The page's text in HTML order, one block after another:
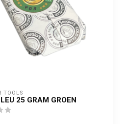
TOOLS
25 GRAM GROEN